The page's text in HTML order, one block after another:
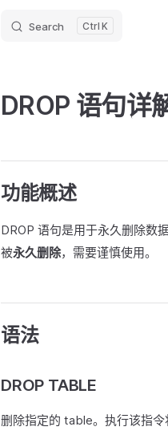
Search K
DROP 语句详
功能概述
DROP 语句是用于永久删除数
被永久删除，需要谨慎使用。
语法
DROP TABLE
删除指定的 table。执行该指令